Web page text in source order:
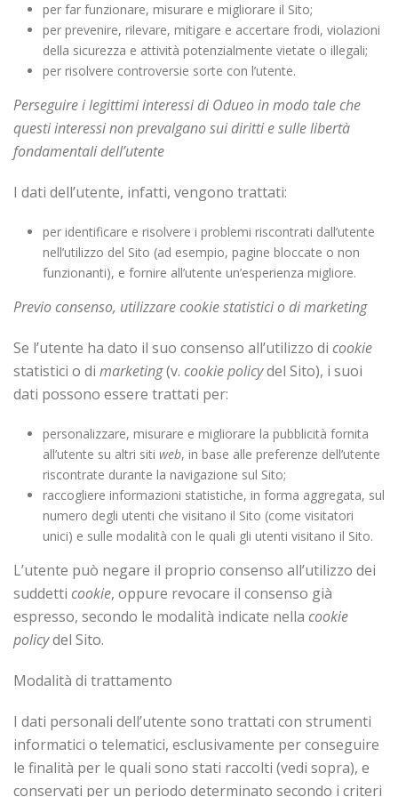
per far funzionare, misurare e migliorare il Sito;
per prevenire, rilevare, mitigare e accertare frodi, violazioni
della sicurezza e attività potenzialmente vietate o illegali;
per risolvere controversie sorte con l’utente.
Perseguire i legittimi interessi di Odueo in modo tale che
questi interessi non prevalgano sui diritti e sulle libertà
fondamentali dell’utente
I dati dell’utente, infatti, vengono trattati:
per identificare e risolvere i problemi riscontrati dall’utente
nell’utilizzo del Sito (ad esempio, pagine bloccate o non
funzionanti), e fornire all’utente un’esperienza migliore.
Previo consenso, utilizzare cookie statistici o di marketing
Se l’utente ha dato il suo consenso all’utilizzo di cookie
statistici o di marketing(v. cookie policydel Sito), i suoi
dati possono essere trattati per:
personalizzare, misurare e migliorare la pubblicità fornita
all’utente su altri siti web, in base alle preferenze dell’utente
riscontrate durante la navigazione sul Sito;
raccogliere informazioni statistiche, in forma aggregata, sul
numero degli utenti che visitano il Sito (come visitatori
unici) e sulle modalità con le quali gli utenti visitano il Sito.
L’utente può negare il proprio consenso all’utilizzo dei
suddetti cookie, oppure revocare il consenso già
espresso, secondo le modalità indicate nella cookie
policydel Sito.
Modalità di trattamento
I dati personali dell’utente sono trattati con strumenti
informatici o telematici, esclusivamente per conseguire
le finalità per le quali sono stati raccolti (vedi sopra), e
conservati per un periodo determinato secondo i criteri